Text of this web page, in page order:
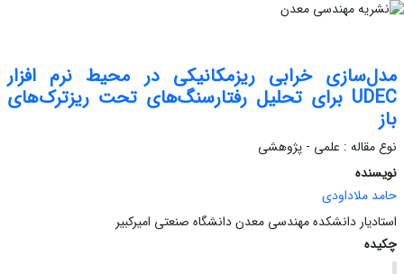
مدل‌سازی خرابی ریزمکانیکی در محیط نرم افزار
UDEC برای تحلیل رفتارسنگ‌های تحت ریزترک‌های
باز
نوع مقاله : علمی - پژوهشی
نویسنده
حامد ملاداودی
استادیار دانشکده مهندسی معدن دانشگاه صنعتی امیرکبیر
چکیده